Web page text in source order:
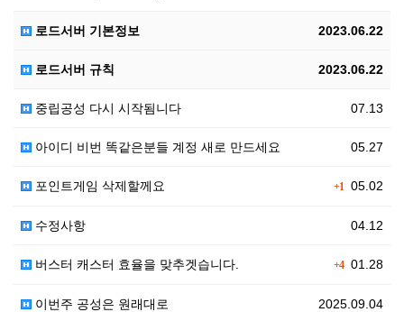
2023.06.22
로드서버 기본정보
2023.06.22
로드서버 규칙
07.13
중립공성 다시 시작됨니다
05.27
아이디 비번 똑같은분들 계정 새로 만드세요
+1 05.02
포인트게임 삭제할께요
04.12
수정사항
+401.28
버스터 캐스터 효율을 맞추겟습니다.
2025.09.04
이번주 공성은 원래대로